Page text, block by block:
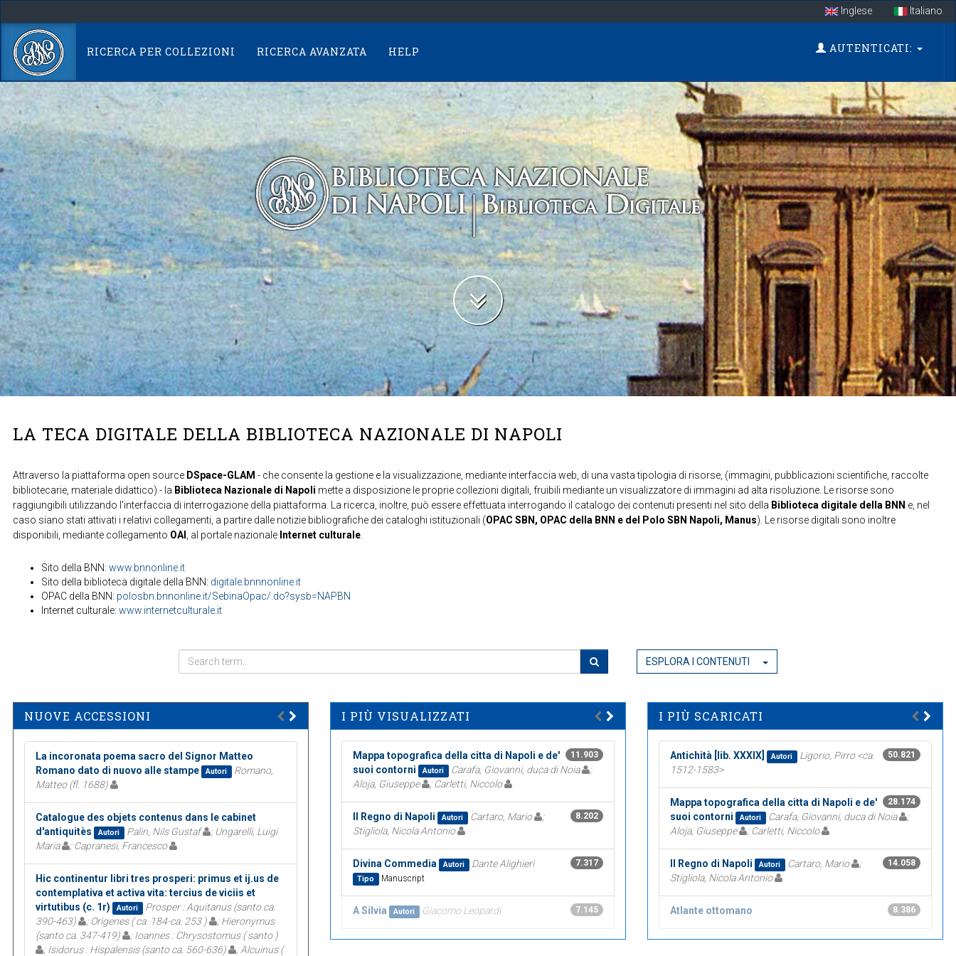
navigation
Inglese Italiano
RICERCA PER COLLEZIONI RICERCA AVANZATA HELP AUTENTICATI:
LA TECA DIGITALE DELLA BIBLIOTECA NAZIONALE DI NAPOLI
Attraverso la piattaforma open source DSpace-GLAM - che consente la gestione e la visualizzazione, mediante interfaccia web, di una vasta tipologia di risorse, (immagini, pubblicazioni scientifiche, raccolte
bibliotecarie, materiale didattico) - la Biblioteca Nazionale di Napoli mette a disposizione le proprie collezioni digitali, fruibili mediante un visualizzatore di immagini ad alta risoluzione. Le risorse sono
raggiungibili utilizzando l'interfaccia di interrogazione della piattaforma. La ricerca, inoltre, può essere effettuata interrogando il catalogo dei contenuti presenti nel sito della Biblioteca digitale della BNN e, nel
caso siano stati attivati i relativi collegamenti, a partire dalle notizie bibliografiche dei cataloghi istituzionali (OPAC SBN, OPAC della BNN e del Polo SBN Napoli, Manus). Le risorse digitali sono inoltre
disponibili, mediante collegamento OAI , al portale nazionale Internet culturale.
Sito della BNN: www.bnnonline.it
Sito della biblioteca digitale della BNN: digitale.bnnnonline.it
OPAC della BNN: polosbn.bnnonline.it/SebinaOpac/.do?sysb=NAPBN
Internet culturale: www.internetculturale.it
ESPLORA I CONTENUTI
NUOVE ACCESSIONI
La incoronata poema sacro del Signor Matteo
Romano dato di nuovo alle stampe
Autori
Romano,
Matteo (fl. 1688)
Catalogue des objets contenus dans le cabinet
d'antiquitès
Autori Palin, Nils Gustaf
; Ungarelli, Luigi
Maria
; Capranesi, Francesco
Hic continentur libri tres prosperi: primus et ij.us de
contemplativa et activa vita: tercius de viciis et
virtutibus (c. 1r)
Autori
Prosper : Aquitanus (santo ca.
390-463)
; Origenes ( ca. 184-ca. 253 )
; Hieronymus
(santo ca. 347-419)
; Ioannes : Chrysostomus ( santo )
; Isidorus : Hispalensis (santo ca. 560-636)
; Alcuinus (
I PIÙ VISUALIZZATI
11.903
Mappa topografica della citta di Napoli e de'
suoi contorni
Autori Carafa, Giovanni, duca di Noia
;
Aloja, Giuseppe
; Carletti, Niccolo
8.202
Il Regno di Napoli Autori Cartaro, Mario
;
Stigliola, Nicola Antonio
7.317
Divina Commedia Autori Dante Alighieri
Tipo Manuscript
7.145
A Silvia Autori Giacomo Leopardi
I PIÙ SCARICATI
50.821
Antichità [lib. XXXIX] Autori
Ligorio, Pirro <ca.
1512-1583>
28.174
Mappa topografica della citta di Napoli e de'
suoi contorni
Autori Carafa, Giovanni, duca di Noia
;
Aloja, Giuseppe
; Carletti, Niccolo
14.058
Il Regno di Napoli Autori Cartaro, Mario
;
Stigliola, Nicola Antonio
8.386
Atlante ottomano